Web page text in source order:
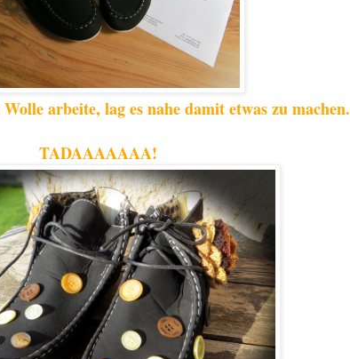
arbeite, lag es nahe damit etwas zu machen.
TADAAAAAAA!